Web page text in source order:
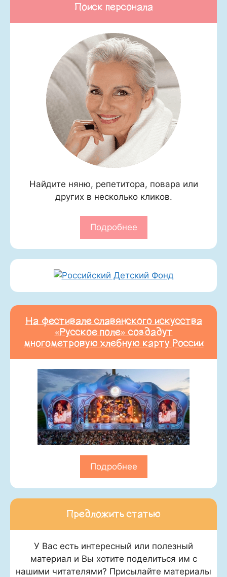
Поиск персонала
Найдите няню, репетитора, повара или
других в несколько кликов.
Подробнее
На фестивале славянского искусства
«Русское поле» создадут
многометровую хлебную карту России
Подробнее
Предложить статью
У Вас есть интересный или полезный
материал и Вы хотите поделиться им с
нашими читателями? Присылайте материалы